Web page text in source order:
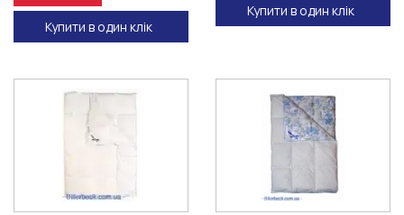
Купити в один клік
Купити в один клік